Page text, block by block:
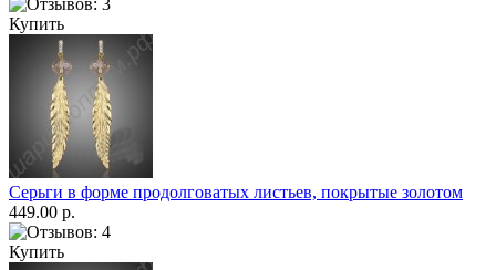
Купить
Серьги в форме продолговатых листьев, покрытые золотом
449.00 р.
Купить